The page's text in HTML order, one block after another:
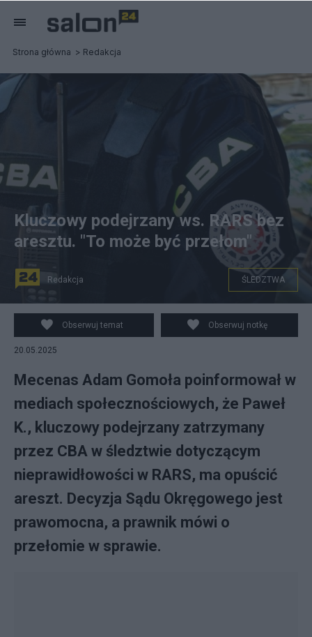
Strona główna Redakcja
Kluczowy podejrzany ws. RARS bez
aresztu. "To może być przełom"
Redakcja ŚLEDZTWA
Obserwuj temat Obserwuj notkę
20.05.2025
Mecenas Adam Gomoła poinformował w
mediach społecznościowych, że Paweł
K., kluczowy podejrzany zatrzymany
przez CBA w śledztwie dotyczącym
nieprawidłowości w RARS, ma opuścić
areszt. Decyzja Sądu Okręgowego jest
prawomocna, a prawnik mówi o
przełomie w sprawie.